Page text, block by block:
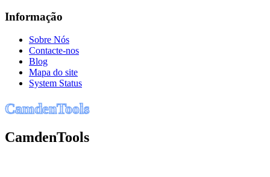
Informação
Sobre Nós
Contacte-nos
Blog
Mapa do site
System Status
CamdenTools
CamdenTools